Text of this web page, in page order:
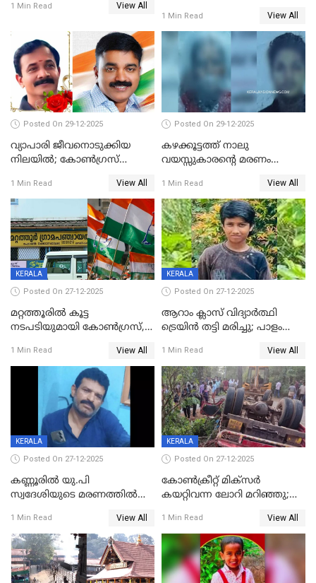
1 Min Read View All
പിഴ
1 Min Read View All
Posted On 29-12-2025
വ്യാപാരി ജീവനൊടുക്കിയ
നിലയില്‍; കോണ്‍ഗ്രസ്
മാനസികപീഡനമെന്ന് കുറിപ്പ്
1 Min Read View All
Posted On 29-12-2025
കഴക്കൂട്ടത്ത് നാലു
വയസ്സുകാരന്റെ മരണം
സുഹൃത്തും പൊലീസ്
കസ്റ്റഡിയിൽ
1 Min Read View All
KERALA
Posted On 27-12-2025
മറ്റത്തൂരിൽ കൂട്ട
നടപടിയുമായി കോണ്‍ഗ്രസ്,
എട്ട് പേര്‍ ഉള്‍പ്പെടെ
പത്തുപേരെ പുറത്താക്കി,
ചൊവ്വന്നൂരിലും നടപടി
1 Min Read View All
KERALA
Posted On 27-12-2025
ആറാം ക്ലാസ് വിദ്യാർത്ഥി
ട്രെയിൻ തട്ടി മരിച്ചു; പാളം
അപകടം മലപ്പുറത്ത്
1 Min Read View All
KERALA
Posted On 27-12-2025
കണ്ണൂരിൽ യു.പി
സ്വദേശിയുടെ മരണത്തിൽ
കേസ്; തർക്കമുണ്ടായത്
ഫേഷ്യലിന് 300 രൂപ
ആവശ്യപ്പെട്ടതിനെച്ചൊല്ലി
1 Min Read View All
KERALA
Posted On 27-12-2025
കോണ്‍ക്രീറ്റ് മിക്‌സര്‍
കയറ്റിവന്ന ലോറി മറിഞ്ഞു;
അപകടം കണ്ണൂരിൽ
1 Min Read View All